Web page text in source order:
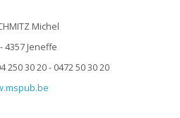
Michel
4357 Jeneffe
250 30 20 - 0472 50 30 20